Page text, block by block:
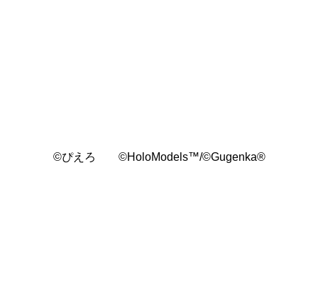
©️ぴえろ ©️HoloModels™/©Gugenka®